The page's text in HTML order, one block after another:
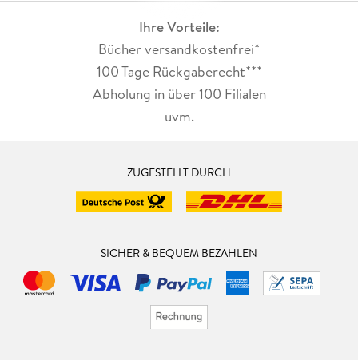
Ihre Vorteile:
Bücher versandkostenfrei*
100 Tage Rückgaberecht***
Abholung in über 100 Filialen
uvm.
ZUGESTELLT DURCH
SICHER & BEQUEM BEZAHLEN